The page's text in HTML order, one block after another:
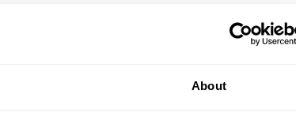
About
die globalen